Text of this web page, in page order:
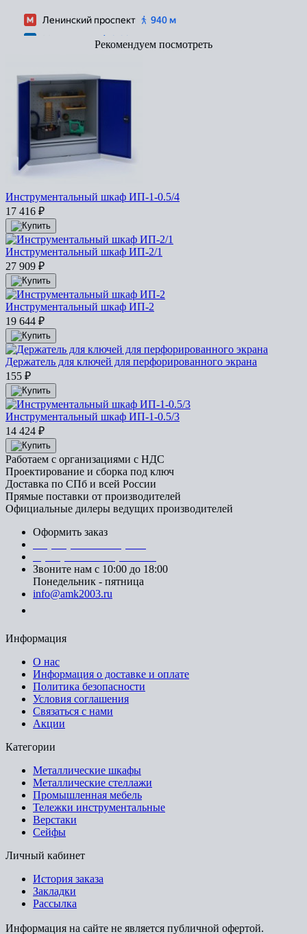
Рекомендуем посмотреть
Инструментальный шкаф ИП-1-0.5/4
17 416 ₽
Инструментальный шкаф ИП-2/1
27 909 ₽
Инструментальный шкаф ИП-2
19 644 ₽
Держатель для ключей для перфорированного экрана
155 ₽
Инструментальный шкаф ИП-1-0.5/3
14 424 ₽
Работаем с организациями с НДС
Проектирование и сборка под ключ
Доставка по СПб и всей России
Прямые поставки от производителей
Официальные дилеры ведущих производителей
Оформить заказ
Звоните нам с 10:00 до 18:00
Понедельник - пятница
info@amk2003.ru
Информация
О нас
Информация о доставке и оплате
Политика безопасности
Условия соглашения
Связаться с нами
Акции
Категории
Металлические шкафы
Металлические стеллажи
Промышленная мебель
Тележки инструментальные
Верстаки
Сейфы
Личный кабинет
История заказа
Закладки
Рассылка
Информация на сайте не является публичной офертой.